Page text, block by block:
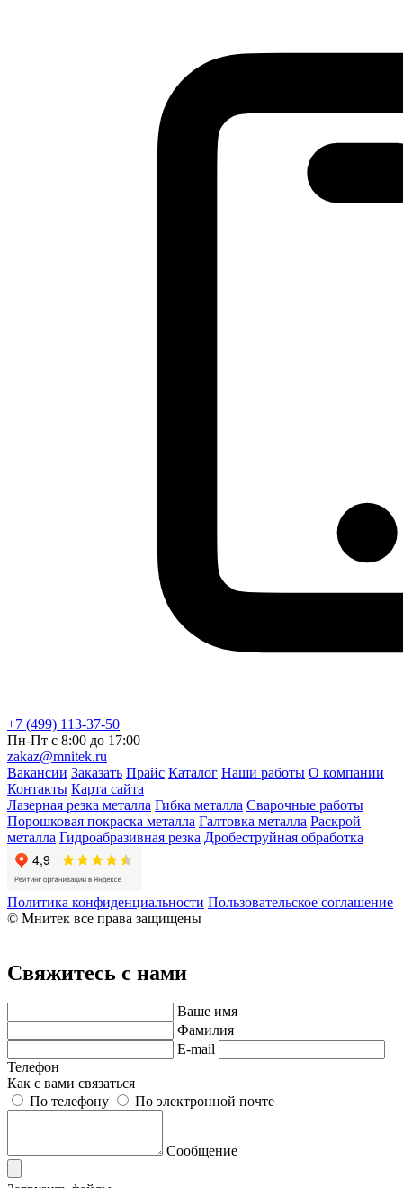
+7 (499) 113-37-50
Пн-Пт с 8:00 до 17:00
zakaz@mnitek.ru
Вакансии Заказать Прайс Каталог Наши работы О компании
Контакты Карта сайта
Лазерная резка металла Гибка металла Сварочные работы
Порошковая покраска металла Галтовка металла Раскрой
металла Гидроабразивная резка Дробеструйная обработка
Политика конфиденциальности Пользовательское соглашение
© Мнитек все права защищены
Свяжитесь с нами
Ваше имя
Фамилия
E-mail
Телефон
Как с вами связаться
По телефону
По электронной почте
Сообщение